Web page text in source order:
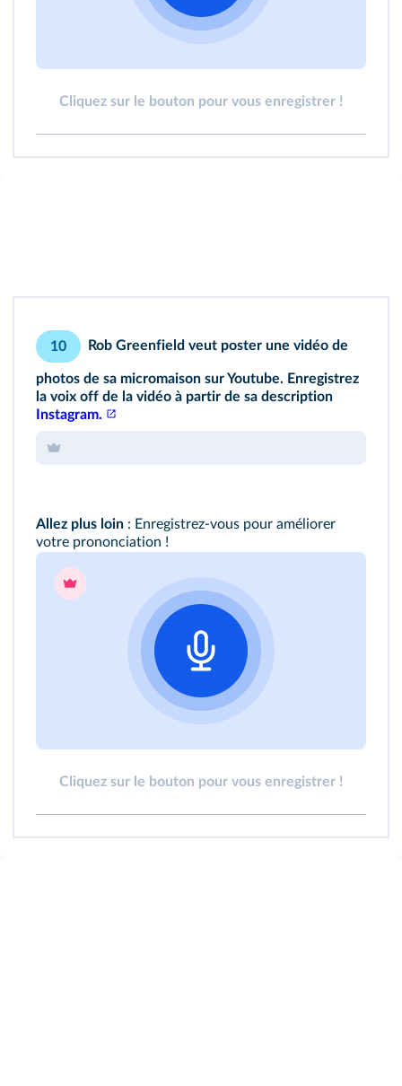
Cliquez sur le bouton pour vous enregistrer !
10 Rob Greenfield veut poster une vidéo de
photos de sa micromaison sur Youtube. Enregistrez
la voix off de la vidéo à partir de sa description
Instagram.
Allez plus loin : Enregistrez-vous pour améliorer
votre prononciation !
Cliquez sur le bouton pour vous enregistrer !